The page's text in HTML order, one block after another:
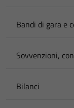
Bandi di gara e
Sovvenzioni,
Bilanci